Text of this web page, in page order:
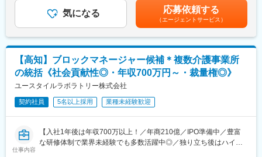
【組織構成】
支社長1名(40代)、営業6名(30~40代)、メンテ取付担当3名(30~40
【求人ポイント◎】
■未経験の方も歓迎です。異業種・営業未経験から入社された方も
多数活躍中です。※入社直後からトレーナーが1名つきます。商品
説明のトーク練習や営業同行を行います。
■成績等に応じて若くしてのキャリアアップが可能です。(30代で
の支店長登用実績多数あり)
■固定給に加え、販売実績に応じたインセンティブ制度がありま
す。
全体平均で年間約50万円の支給実績があり、成果に応じてさらに
高収入を目指すことも可能です。
＞有＜残業手当＞有＜給与補足＞■固定給に加え、販売実績に応じ
たインセンティブ制度があります。■昇給年１回■賞与：年2回（7
月・12月）基本給の3ヶ月分程度を想定賃金はあくまでも目安の
金額であり、選考を通じて上下する可能性があります。月給(月額)
は固定手当を含めた表記です。
気になる 応募依頼する
（エージェントサービス）
【高知】ブロックマネージャー候補＊複数介護事業所
の統括《社会貢献性◎・年収700万円～・裁量権◎》
ユースタイルラボラトリー株式会社
契約社員 5名以上採用 業種未経験歓迎
仕事内容
【入社1年後は年収700万以上！／年商210億／IPO準備中／豊富
な研修体制で業界未経験でも多数活躍中◎／独り立ち後はハイブ